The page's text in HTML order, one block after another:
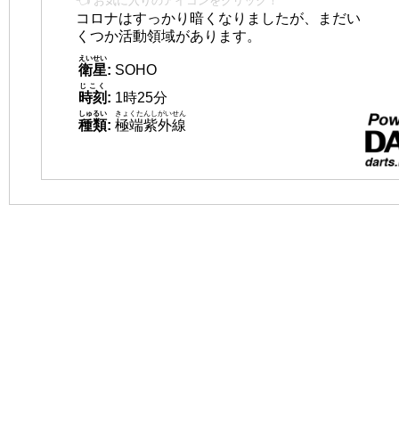
コロナはすっかり暗くなりましたが、まだい
くつか活動領域があります。
衛星
えいせい
: SOHO
時刻
じこく
: 1時25分
種類
しゅるい
: 極端紫外線
きょくたんしがいせん